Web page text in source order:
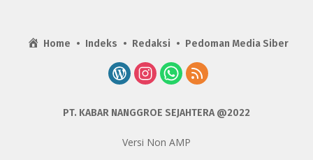
Home Indeks Redaksi Pedoman Media Siber
PT. KABAR NANGGROE SEJAHTERA @2022
Versi Non AMP